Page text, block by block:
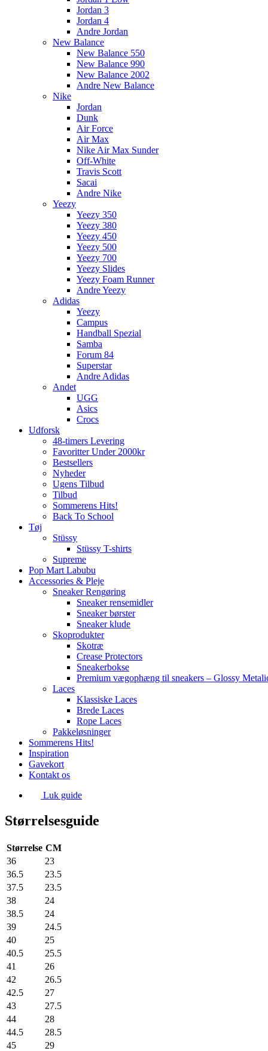
Jordan 3
Jordan 4
Andre Jordan
New Balance
New Balance 550
New Balance 990
New Balance 2002
Andre New Balance
Nike
Jordan
Dunk
Air Force
Air Max
Nike Air Max Sunder
Off-White
Travis Scott
Sacai
Andre Nike
Yeezy
Yeezy 350
Yeezy 380
Yeezy 450
Yeezy 500
Yeezy 700
Yeezy Slides
Yeezy Foam Runner
Andre Yeezy
Adidas
Yeezy
Campus
Handball Spezial
Samba
Forum 84
Superstar
Andre Adidas
Andet
UGG
Asics
Crocs
Udforsk
48-timers Levering
Favoritter Under 2000kr
Bestsellers
Nyheder
Ugens Tilbud
Tilbud
Sommerens Hits!
Back To School
Tøj
Stüssy
Stüssy T-shirts
Supreme
Pop Mart Labubu
Accessories & Pleje
Sneaker Rengøring
Sneaker rensemidler
Sneaker børster
Sneaker klude
Skoprodukter
Skotræ
Crease Protectors
Sneakerbokse
Premium vægophæng til sneakers – Glossy
Laces
Klassiske Laces
Brede Laces
Rope Laces
Pakkeløsninger
Sommerens Hits!
Inspiration
Gavekort
Kontakt os
Luk guide
Størrelsesguide
Størrelse CM
36
23
36.5
23.5
37.5
23.5
38
24
38.5
24
39
24.5
40
25
40.5
25.5
41
26
42
26.5
42.5
27
43
27.5
44
28
44.5
28.5
45
29